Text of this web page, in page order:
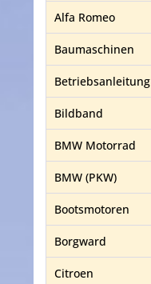
Alfa Romeo
Baumaschinen
Betriebsanleitung
Bildband
BMW Motorrad
BMW (PKW)
Bootsmotoren
Borgward
Citroen